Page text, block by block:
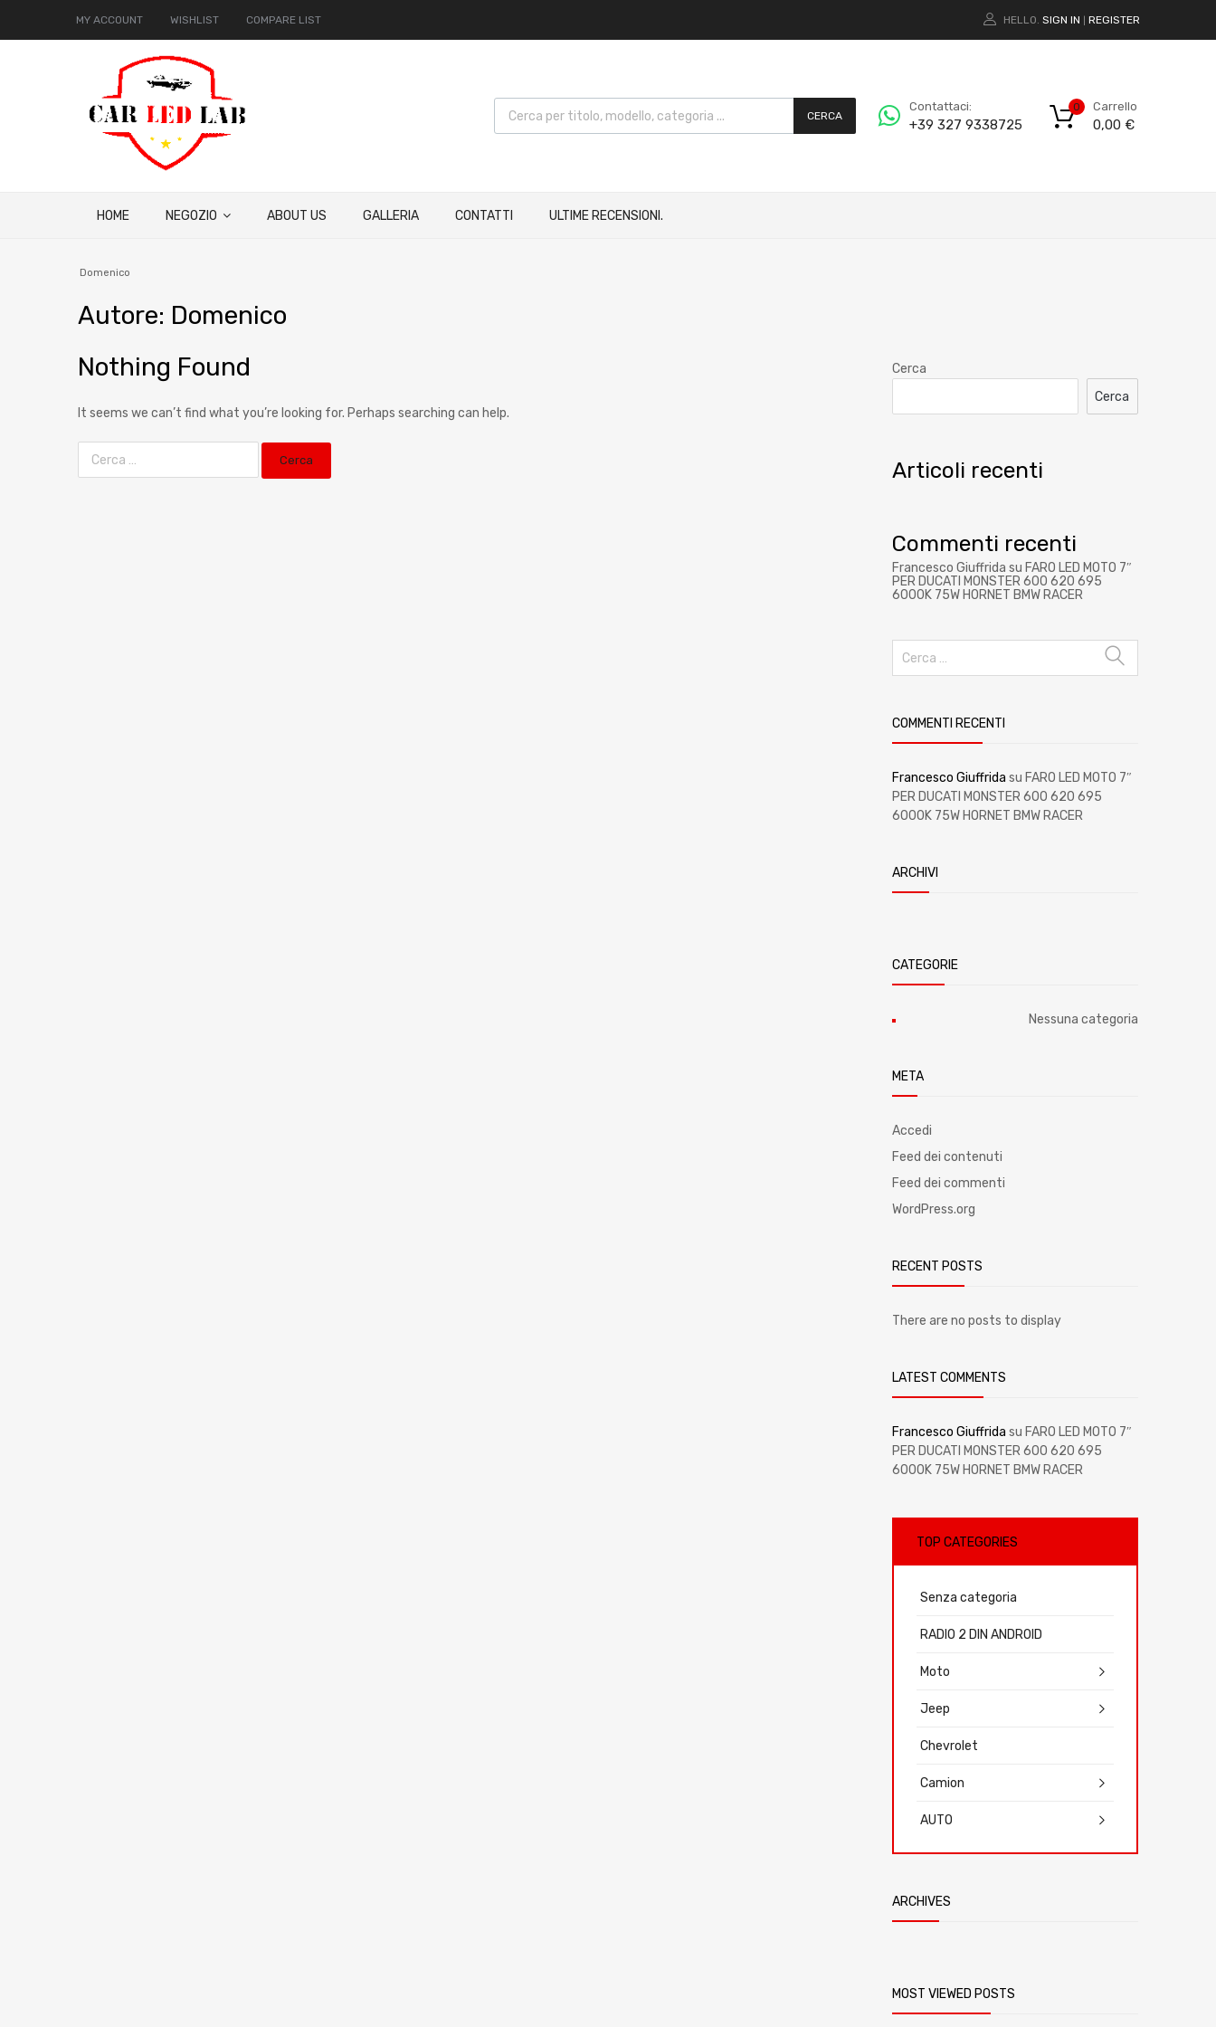
MY ACCOUNT WISHLIST COMPARE LIST HELLO. SIGN IN REGISTER
CERCA
Contattaci:
+39 327 9338725
Carrello
0,00 €
0
HOME NEGOZIO ABOUT US GALLERIA CONTATTI ULTIME RECENSIONI.
Domenico
Autore: Domenico
Nothing Found
It seems we can’t find what you’re looking for. Perhaps searching can help.
Cerca
Cerca
Articoli recenti
Commenti recenti
Francesco Giuffrida su FARO LED MOTO 7″
PER DUCATI MONSTER 600 620 695
6000K 75W HORNET BMW RACER
COMMENTI RECENTI
Francesco Giuffrida su FARO LED MOTO 7″
PER DUCATI MONSTER 600 620 695
6000K 75W HORNET BMW RACER
ARCHIVI
CATEGORIE
Nessuna categoria
META
Accedi
Feed dei contenuti
Feed dei commenti
WordPress.org
RECENT POSTS
There are no posts to display
LATEST COMMENTS
Francesco Giuffrida su FARO LED MOTO 7″
PER DUCATI MONSTER 600 620 695
6000K 75W HORNET BMW RACER
TOP CATEGORIES
Senza categoria
RADIO 2 DIN ANDROID
Moto
Jeep
Chevrolet
Camion
AUTO
ARCHIVES
MOST VIEWED POSTS